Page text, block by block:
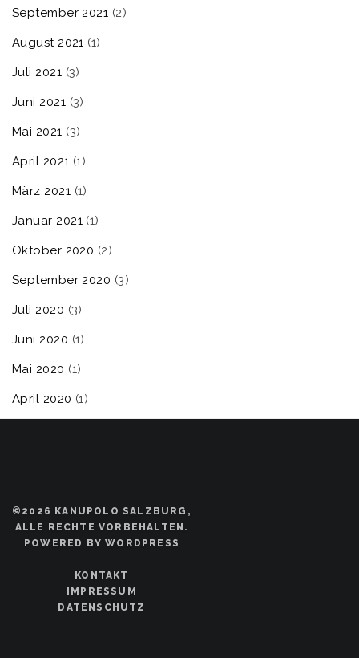
September 2021 (2)
August 2021 (1)
Juli 2021 (3)
Juni 2021 (3)
Mai 2021 (3)
April 2021 (1)
März 2021 (1)
Januar 2021(1)
Oktober 2020 (2)
September 2020 (3)
Juli 2020 (3)
Juni 2020 (1)
Mai 2020 (1)
April 2020 (1)
©2026 KANUPOLO SALZBURG,
ALLE RECHTE VORBEHALTEN.
POWERED BY WORDPRESS
KONTAKT
IMPRESSUM
DATENSCHUTZ